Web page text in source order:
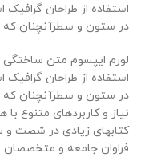
استفاده از طراحان
در ستون و سطرآنچنان که
لورم ایپسوم متن ساختگی
استفاده از طراحان
در ستون و سطرآنچنان که
نیاز و کاربردهای متنوع
کتابهای زیادی در شصت
فراوان جامعه و متخصصان